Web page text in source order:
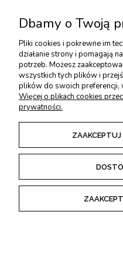
(m.in. łyżka, kuksa), o czym
opisach.
Obecnie
nie ma możliwości
dostępne poniżej, jednak
kleić w większe bryłyi
USŁUGI
Dbamy o Twoją
Pliki cookies i pokrewne im
działanie strony i pomagają
potrzeb. Możesz
wszystkich tych plików i
plików do swoich preferencji,
Więcej o plikach cookies
prywatności.
ZAAKCEPTUJ